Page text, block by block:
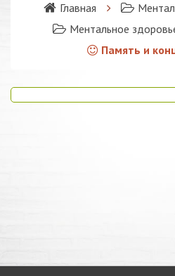
Главная
Ментальное
Память и